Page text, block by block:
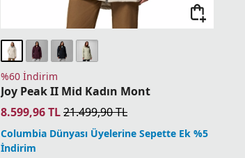
%60 İndirim
Joy Peak II Mid Kadın Mont
8.599,96TL21.499,90TL
Columbia Dünyası Üyelerine Sepette Ek %5
İndirim